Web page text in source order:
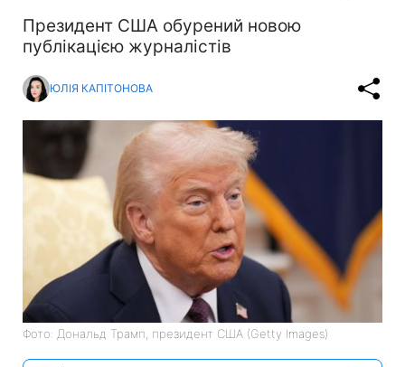
Президент США обурений новою
публікацією журналістів
ЮЛІЯ КАПІТОНОВА
Фото: Дональд Трамп, президент США (Getty Images)